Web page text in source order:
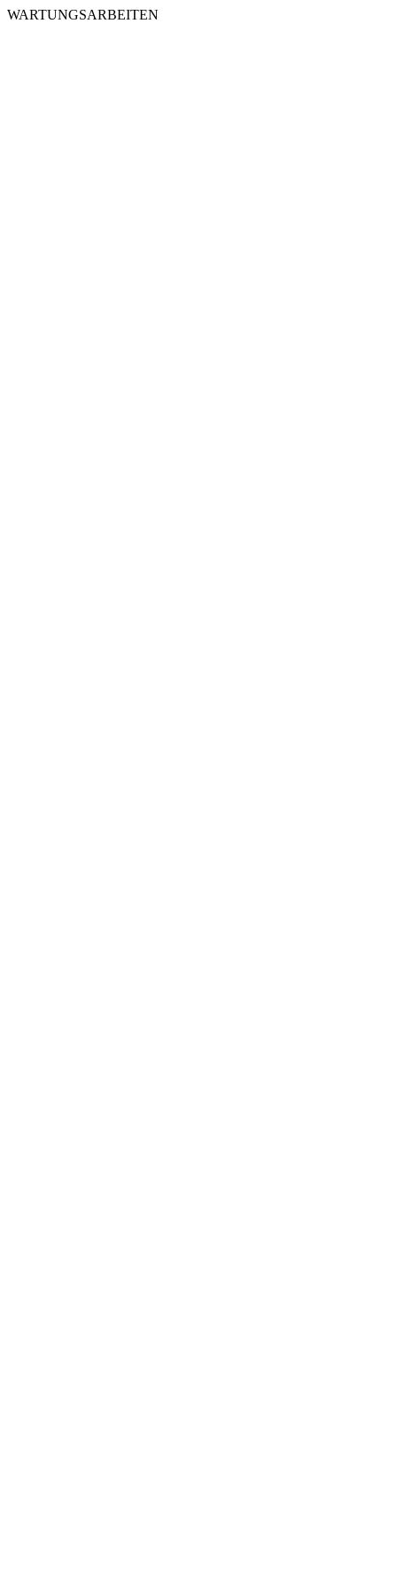
WARTUNGSARBEITEN